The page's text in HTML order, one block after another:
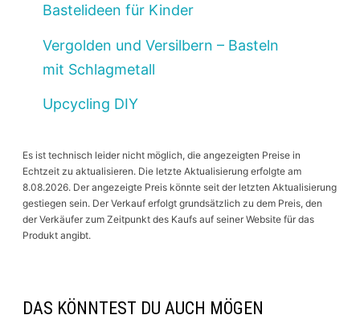
Bastelideen für Kinder
Vergolden und Versilbern – Basteln
mit Schlagmetall
Upcycling DIY
Es ist technisch leider nicht möglich, die angezeigten Preise in
Echtzeit zu aktualisieren. Die letzte Aktualisierung erfolgte am
8.08.2026. Der angezeigte Preis könnte seit der letzten Aktualisierung
gestiegen sein. Der Verkauf erfolgt grundsätzlich zu dem Preis, den
der Verkäufer zum Zeitpunkt des Kaufs auf seiner Website für das
Produkt angibt.
DAS KÖNNTEST DU AUCH MÖGEN